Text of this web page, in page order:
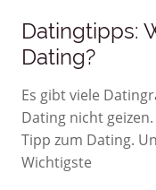
Datingtipps:
Dating?
Es gibt viele
Dating nicht
Tipp zum Dating.
Wichtigste